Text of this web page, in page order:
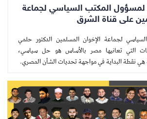
المكتب السياسي لجماعة
على قناة الشرق
لجماعة الإخوان المسلمين الدكتور حلمي
التي تعانيها مصر بالأساس هو حل سياسي،
نقطة البداية في مواجهة تحديات الشأن المصري.